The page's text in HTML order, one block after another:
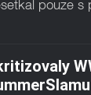
pouze s